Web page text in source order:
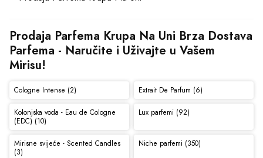
Prodaja Parfema Krupa Na Uni Brza Dostava
Parfema - Naručite i Uživajte u Vašem
Mirisu!
Cologne Intense (2) Extrait De Parfum (6)
Kolonjska voda - Eau de Cologne
(EDC) (10)
Lux parfemi (92)
Mirisne svijeće - Scented Candles
(3)
Niche parfemi (350)